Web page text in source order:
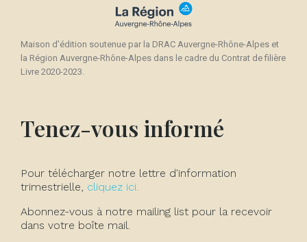
Maison d'édition soutenue par la DRAC Auvergne-Rhône-Alpes et
la Région Auvergne-Rhône-Alpes dans le cadre du Contrat de filière
Livre 2020-2023.
Tenez-vous informé
Pour télécharger notre lettre d'information
trimestrielle, cliquez ici.
Abonnez-vous à notre mailing list pour la recevoir
dans votre boîte mail.